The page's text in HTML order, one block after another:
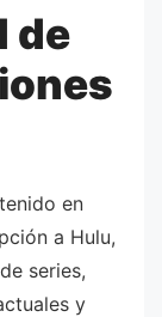
de
en
a Hulu,
series,
y